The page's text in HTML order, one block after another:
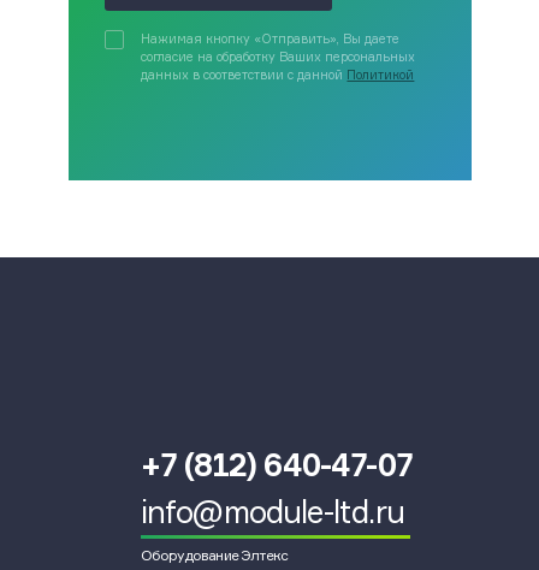
Нажимая кнопку «Отправить», Вы даете
согласие на обработку Ваших персональных
данных в соответствии с данной Политикой
+7 (812) 640-47-07
info@module-ltd.ru
Оборудование Элтекс